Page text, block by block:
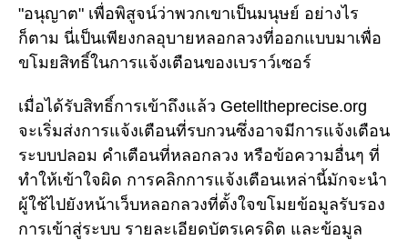
"อนุญาต" เพื่อพิสูจน์ว่าพวกเขาเป็นมนุษย์ อย่างไร
ก็ตาม นี่เป็นเพียงกลอุบายหลอกลวงที่ออกแบบมาเพื่อ
ขโมยสิทธิ์ในการแจ้งเตือนของเบราว์เซอร์
เมื่อได้รับสิทธิ์การเข้าถึงแล้ว Getelltheprecise.org
จะเริ่มส่งการแจ้งเตือนที่รบกวนซึ่งอาจมีการแจ้งเตือน
ระบบปลอม คำเตือนที่หลอกลวง หรือข้อความอื่นๆ ที่
ทำให้เข้าใจผิด การคลิกการแจ้งเตือนเหล่านี้มักจะนำ
ผู้ใช้ไปยังหน้าเว็บหลอกลวงที่ตั้งใจขโมยข้อมูลรับรอง
การเข้าสู่ระบบ รายละเอียดบัตรเครดิต และข้อมูล